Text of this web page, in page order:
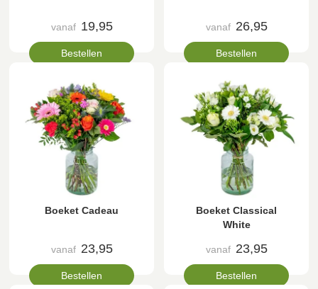
vanaf 19,95
Bestellen
vanaf 26,95
Bestellen
Boeket Cadeau
vanaf 23,95
Bestellen
Boeket Classical
White
vanaf 23,95
Bestellen